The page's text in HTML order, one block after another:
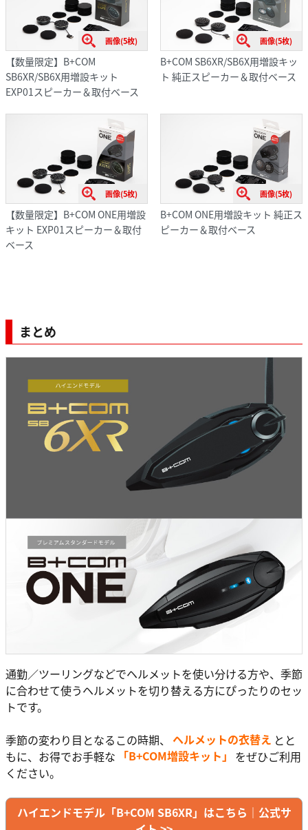
画像(5枚)
【数量限定】B+COM
SB6XR/SB6X用増設キット
EXP01スピーカー＆取付ベース
画像(5枚)
B+COM SB6XR/SB6X用増設キッ
ト 純正スピーカー＆取付ベース
画像(5枚)
【数量限定】B+COM ONE用増設
キット EXP01スピーカー＆取付
ベース
画像(5枚)
B+COM ONE用増設キット 純正ス
ピーカー＆取付ベース
まとめ
通勤／ツーリングなどでヘルメットを使い分ける方や、季節
に合わせて使うヘルメットを切り替える方にぴったりのセッ
トです。
季節の変わり目となるこの時期、
ヘルメットの衣替え とと
もに、お得でお手軽な 「B+COM増設キット」 をぜひご利用
ください。
ハイエンドモデル「B+COM SB6XR」はこちら｜公式サ